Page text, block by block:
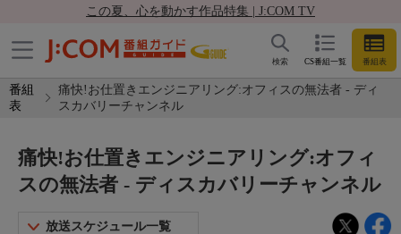
この夏、心を動かす作品特集 | J:COM TV
CS番組一覧 番組表
検索
番組
表
痛快!お仕置きエンジニアリング:オフィスの無法者 - ディ
スカバリーチャンネル
痛快!お仕置きエンジニアリング:オフィ
スの無法者 - ディスカバリーチャンネル
放送スケジュール一覧